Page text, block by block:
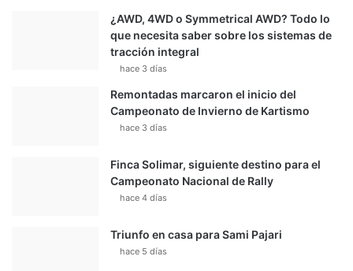
¿AWD, 4WD o Symmetrical AWD? Todo lo
que necesita saber sobre los sistemas de
tracción integral
hace 3 días
Remontadas marcaron el inicio del
Campeonato de Invierno de Kartismo
hace 3 días
Finca Solimar, siguiente destino para el
Campeonato Nacional de Rally
hace 4 días
Triunfo en casa para Sami Pajari
hace 5 días